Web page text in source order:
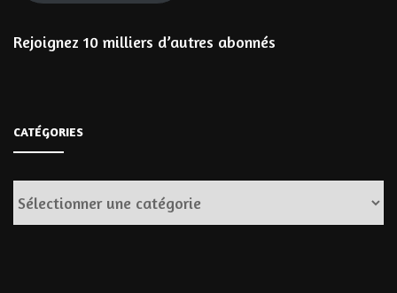
Rejoignez 10 milliers d’autres abonnés
CATÉGORIES
Catégories